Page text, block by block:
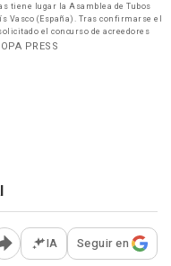
tiene lugar la Asamblea de Tubos
Vasco (España). Tras confirmarse el
el concurso de acreedores
PRESS
Abrir opciones para
IA Seguir en